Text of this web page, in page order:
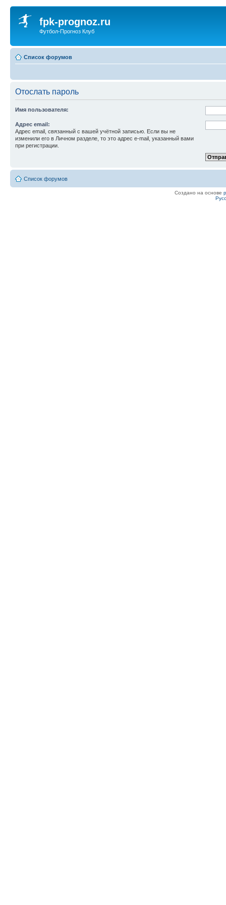
fpk-prognoz.ru
Футбол-Прогноз Клуб
Список форумов
Отослать пароль
Имя пользователя:
Адрес email:
Адрес email, связанный с вашей учётной записью. Если вы не
изменили его в Личном разделе, то это адрес e-mail, указанный вами
при регистрации.
Список форумов
Создано на основе